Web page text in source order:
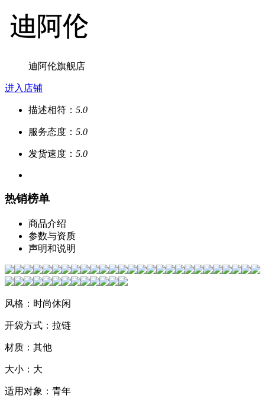
迪阿伦旗舰店
进入店铺
描述相符： 5.0
服务态度： 5.0
发货速度： 5.0
热销榜单
商品介绍
参数与资质
声明和说明
风格：时尚休闲
开袋方式：拉链
材质：其他
大小：大
适用对象：青年